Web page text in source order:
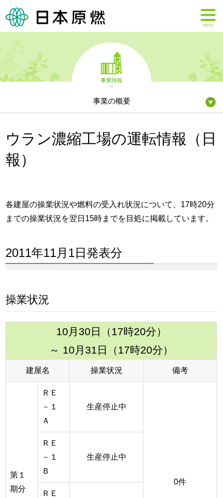
MENU
事業情報
事業の概要
ウラン濃縮工場の運転情報（日
報）
各建屋の操業状況や燃料の受入れ状況について、17時20分
までの操業状況を翌日15時までを目処に掲載しています。
2011年11月1日発表分
操業状況
10月30日（17時20分）
～ 10月31日（17時20分）
建屋名 操業状況 備考
第１
期分
ＲＥ
－１
Ａ
生産停止中
0件
ＲＥ
－１
Ｂ
生産停止中
ＲＥ